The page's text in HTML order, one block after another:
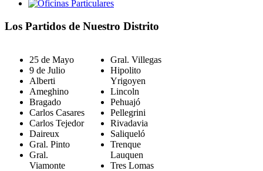
Los Partidos de Nuestro Distrito
25 de Mayo
9 de Julio
Alberti
Ameghino
Bragado
Carlos Casares
Carlos Tejedor
Daireux
Gral. Pinto
Gral.
Viamonte
Gral. Villegas
Hipolito
Yrigoyen
Lincoln
Pehuajó
Pellegrini
Rivadavia
Saliqueló
Trenque
Lauquen
Tres Lomas